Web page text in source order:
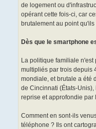
de logement ou
opérant cette fois-ci, car
brutalement au point
Dès que le smartphone
La politique familiale n'est
multipliés par trois depuis
mondiale, et brutale a été
de Cincinnati (États-
reprise et approfondie par
Comment en sont-ils
téléphone ? Ils ont